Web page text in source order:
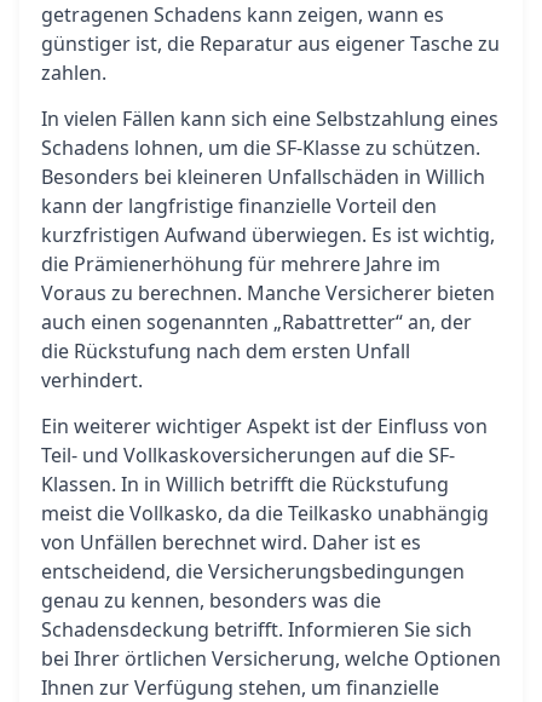
getragenen Schadens kann zeigen, wann es
günstiger ist, die Reparatur aus eigener Tasche zu
zahlen.
In vielen Fällen kann sich eine Selbstzahlung eines
Schadens lohnen, um die SF-Klasse zu schützen.
Besonders bei kleineren Unfallschäden in Willich
kann der langfristige finanzielle Vorteil den
kurzfristigen Aufwand überwiegen. Es ist wichtig,
die Prämienerhöhung für mehrere Jahre im
Voraus zu berechnen. Manche Versicherer bieten
auch einen sogenannten „Rabattretter“ an, der
die Rückstufung nach dem ersten Unfall
verhindert.
Ein weiterer wichtiger Aspekt ist der Einfluss von
Teil- und Vollkaskoversicherungen auf die SF-
Klassen. In in Willich betrifft die Rückstufung
meist die Vollkasko, da die Teilkasko unabhängig
von Unfällen berechnet wird. Daher ist es
entscheidend, die Versicherungsbedingungen
genau zu kennen, besonders was die
Schadensdeckung betrifft. Informieren Sie sich
bei Ihrer örtlichen Versicherung, welche Optionen
Ihnen zur Verfügung stehen, um finanzielle